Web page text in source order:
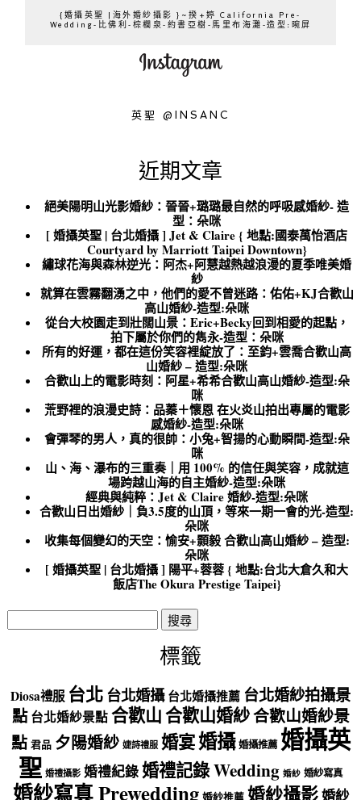
{婚攝英聖 |海外婚紗攝影 }~揆+婷 California Pre-
Wedding-比佛利-棕櫚泉-約書亞樹-馬里布海灘-造型:晼屏
英聖 @INSANC
近期文章
絕美陽明山光影婚紗：晉晉+璐璐最自然的呼吸感婚紗- 造
型：朵咪
[ 婚攝英聖 | 台北婚攝 ] Jet & Claire { 地點:國泰萬怡酒店
Courtyard by Marriott Taipei Downtown}
繡球花海與森林逆光：阿杰+阿慧越熱越浪漫的夏季唯美婚
紗
就算在雲霧翻湧之中，他們的愛不曾迷路：佑佑+KJ合歡山
高山婚紗-造型:朵咪
從台大校園走到壯闊山景：Eric+Becky回到相愛的起點，
拍下屬於你們的雋永-造型：朵咪
所有的好運，都在這份笑容裡綻放了：至鈞+雲喬合歡山高
山婚紗 – 造型:朵咪
合歡山上的電影時刻：阿星+希希合歡山高山婚紗-造型:朵
咪
荒野裡的浪漫史詩：品蓁＋懷恩 在火炎山拍出專屬的電影
感婚紗-造型:朵咪
會彈琴的男人，真的很帥：小兔+智揚的心動瞬間-造型:朵
咪
山、海、瀑布的三重奏｜用 100% 的信任與笑容，成就這
場跨越山海的自主婚紗-造型:朵咪
經典與純粹：Jet & Claire 婚紗-造型:朵咪
合歡山日出婚紗｜負3.5度的山頂，等來一期一會的光-造型:
朵咪
收集每個變幻的天空：愉安+顥毅 合歡山高山婚紗 – 造型:
朵咪
[ 婚攝英聖 | 台北婚攝 ] 陽平+蓉蓉 { 地點:台北大倉久和大
飯店The Okura Prestige Taipei}
搜
尋
標籤
Diosa禮服 台北台北婚攝 台北婚攝推薦 台北婚紗拍攝景
點 台北婚紗景點 合歡山合歡山婚紗合歡山婚紗景
點 君品 夕陽婚紗 婕詩禮服 婚宴婚攝 婚攝推薦 婚攝英
聖 婚禮攝影 婚禮紀錄婚禮記錄 Wedding 婚紗 婚紗寫真
婚紗寫真 Prewedding 婚紗推薦 婚紗攝影婚紗